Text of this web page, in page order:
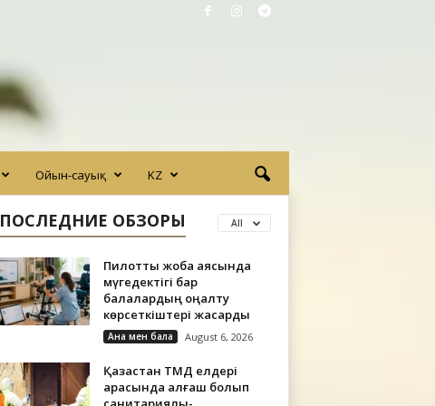
Ойын-сауық KZ
ПОСЛЕДНИЕ ОБЗОРЫ All
Пилоттық жоба аясында
мүгедектігі бар
балалардың оңалту
көрсеткіштері жақсарды
Ана мен бала August 6, 2026
Қазақстан ТМД елдері
арасында алғаш болып